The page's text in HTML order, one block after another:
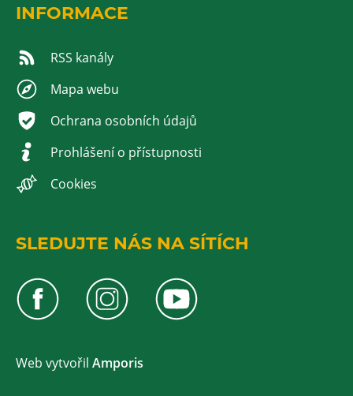
INFORMACE
RSS kanály
Mapa webu
Ochrana osobních údajů
Prohlášení o přístupnosti
Cookies
SLEDUJTE NÁS NA SÍTÍCH
Web vytvořil Amporis